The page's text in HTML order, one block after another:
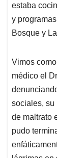
estaba
y
Bosque y
Vimos
médico el
sociales, su
de maltrato
pudo